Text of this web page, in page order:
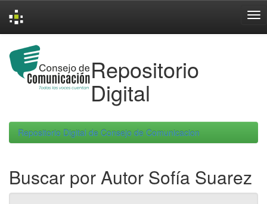
navigation
Repositorio
Digital
Repositorio Digital de Consejo de Comunicacion
Buscar por Autor Sofía Suarez